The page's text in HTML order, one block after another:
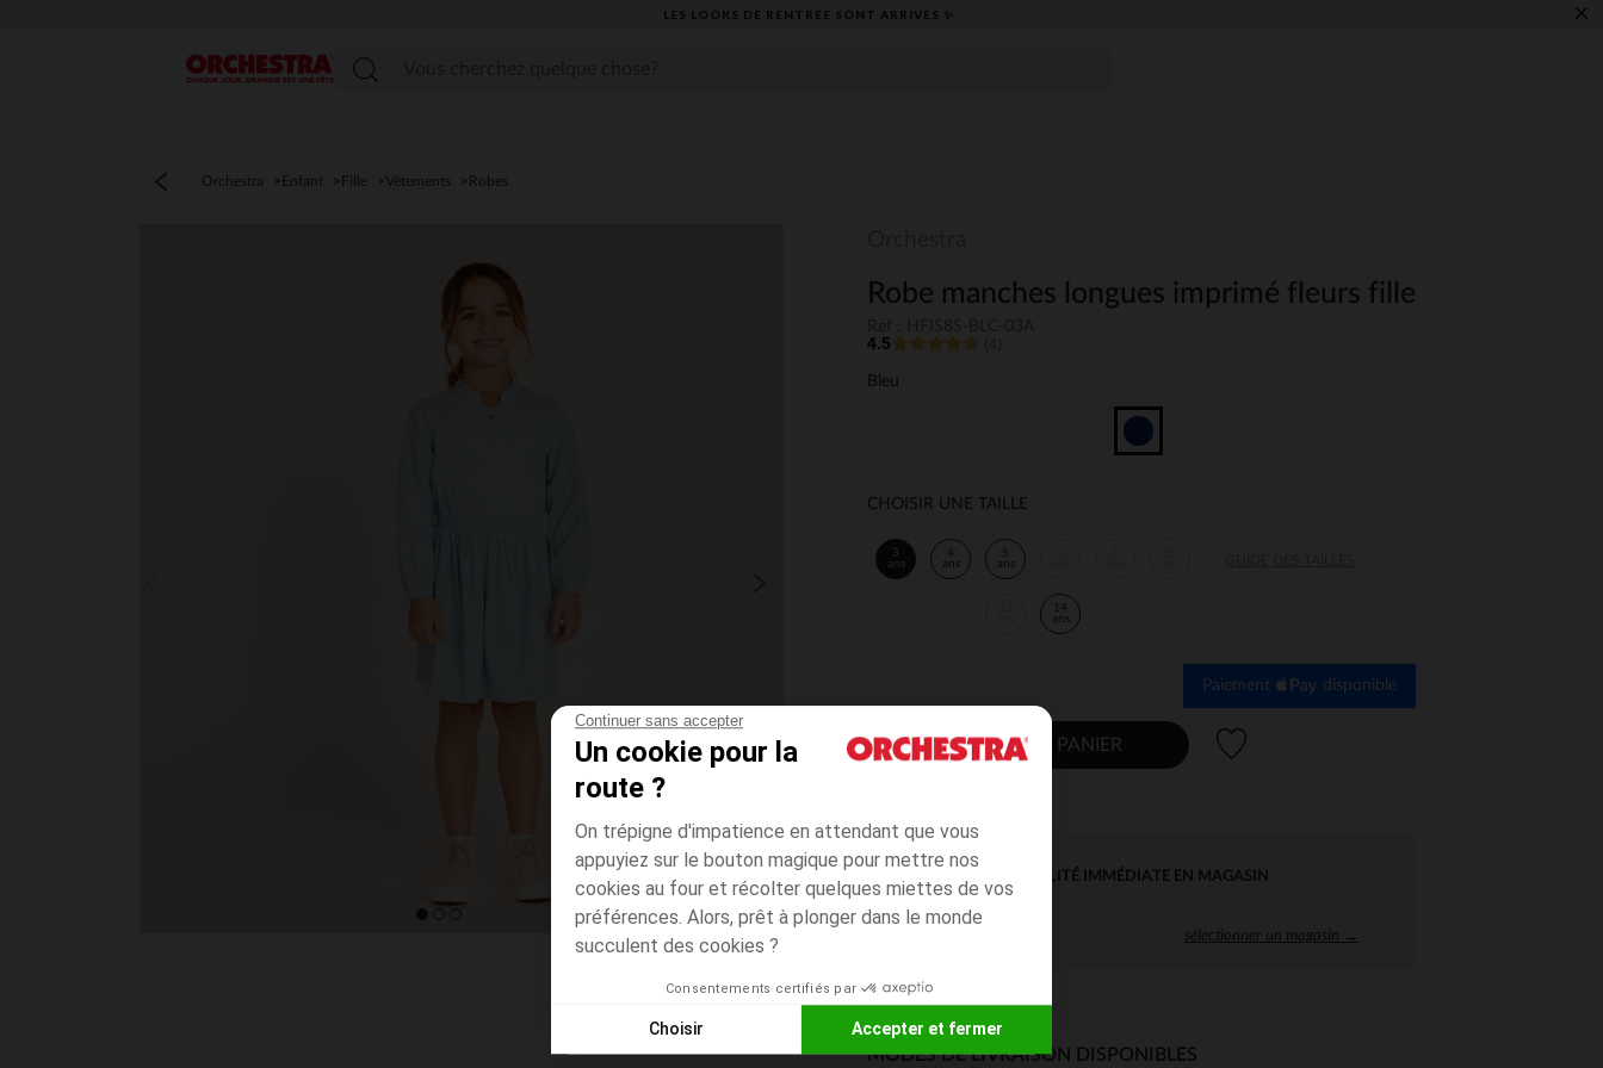
Continuer sans accepter
Un cookie pour la
route ?
On trépigne d'impatience en attendant que vous
appuyiez sur le bouton magique pour mettre nos
cookies au four et récolter quelques miettes de vos
préférences. Alors, prêt à plonger dans le monde
succulent des cookies ?
Consentements certifiés par
Choisir Accepter et fermer
LES LOOKS DE RENTRÉE SONT ARRIVÉS ✨ ×
Menu
Orchestra Enfant Fille Vêtements Robes
Robe manches longues imprimé fleurs fille
4.5
Bleu
CHOISIR UNE TAILLE
3
ans
4
ans
5
ans
14
ans
Paiement disponible
AJOUTER AU PANIER
DISPONIBILITÉ IMMÉDIATE EN MAGASIN
sélectionner un magasin →
MODES DE LIVRAISON DISPONIBLES